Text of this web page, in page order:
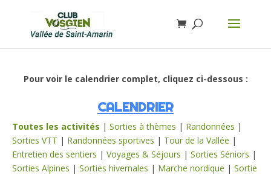
Pour voir le calendrier complet, cliquez ci-dessous :
CALENDRIER
Toutes les activités | Sorties à thèmes | Randonnées |
Sorties VTT | Randonnées sportives | Tour de la Vallée |
Entretien des sentiers | Voyages & Séjours | Sorties Séniors |
Sorties Alpines | Sorties hivernales | Marche nordique | Sortie